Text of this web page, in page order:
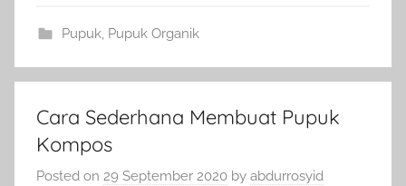
Pupuk, Pupuk Organik
Cara Sederhana Membuat Pupuk
Kompos
Posted on 29 September 2020 by abdurrosyid